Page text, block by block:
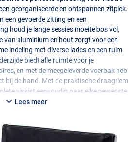
georganiseerde en ontspannen zitplek.
een gevoerde zitting en een
houd je lange sessies moeiteloos vol,
van aluminium en hout zorgt voor een
indeling met diverse lades en een ruim
biedt alle ruimte voor je
en met de meegeleverde voerbak heb
bij de hand. Met de praktische draagriem
viskist eenvoudig naar elke gewenste
Lees meer